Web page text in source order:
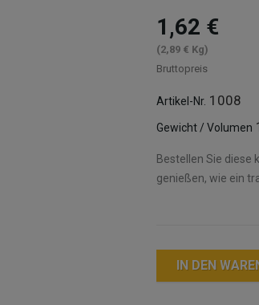
1,62 €
(2,89 € Kg)
Bruttopreis
Artikel-Nr. 1008
Gewicht / Volumen
Bestellen Sie diese
genießen, wie ein
IN DEN